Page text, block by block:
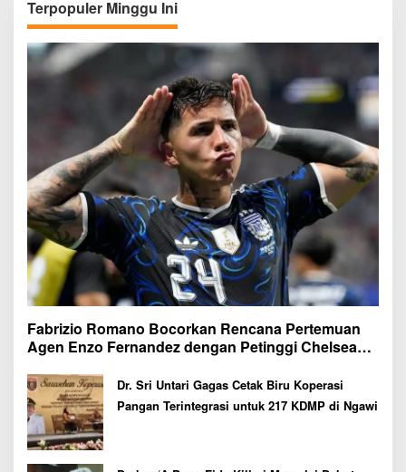
Terpopuler Minggu Ini
Fabrizio Romano Bocorkan Rencana Pertemuan
Agen Enzo Fernandez dengan Petinggi Chelsea
Dr. Sri Untari Gagas Cetak Biru Koperasi
Pangan Terintegrasi untuk 217 KDMP di Ngawi